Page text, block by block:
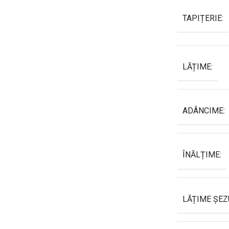
TAPIȚERIE:
LĂȚIME:
ADÂNCIME:
ÎNĂLȚIME:
LĂȚIME